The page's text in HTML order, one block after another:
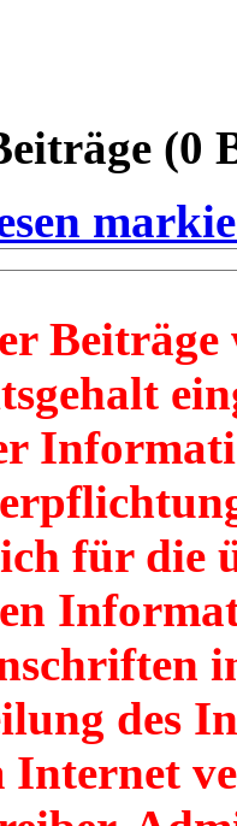
(0
für die
des